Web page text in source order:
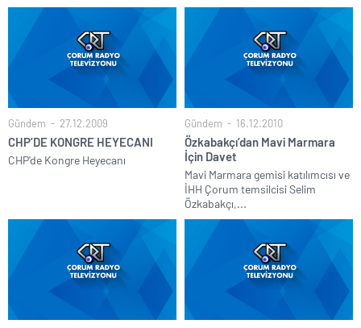
Gündem 27.12.2009
CHP’DE KONGRE HEYECANI
CHP'de Kongre Heyecanı
Gündem 16.12.2010
Özkabakçı’dan Mavi Marmara
İçin Davet
Mavi Marmara gemisi katılımcısı ve
İHH Çorum temsilcisi Selim
Özkabakçı,...